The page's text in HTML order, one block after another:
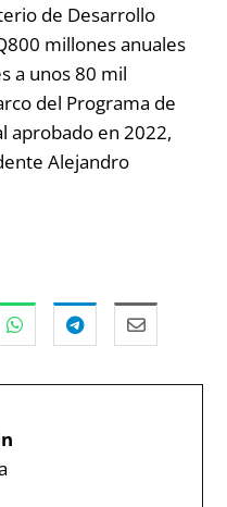
de Desarrollo
millones anuales
a unos 80 mil
del Programa de
aprobado en 2022,
Alejandro